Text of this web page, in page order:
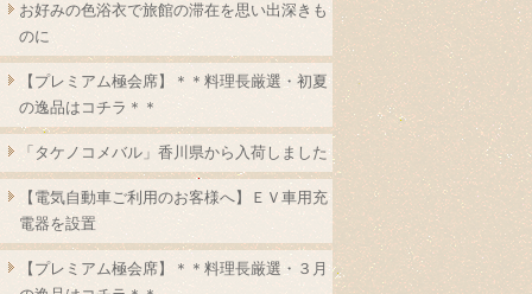
お好みの色浴衣で旅館の滞在を思い出深きも
のに
【プレミアム極会席】＊＊料理長厳選・初夏
の逸品はコチラ＊＊
「タケノコメバル」香川県から入荷しました
【電気自動車ご利用のお客様へ】ＥＶ車用充
電器を設置
【プレミアム極会席】＊＊料理長厳選・３月